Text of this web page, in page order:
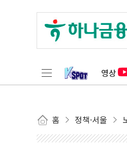
영상
홈 정책·서울